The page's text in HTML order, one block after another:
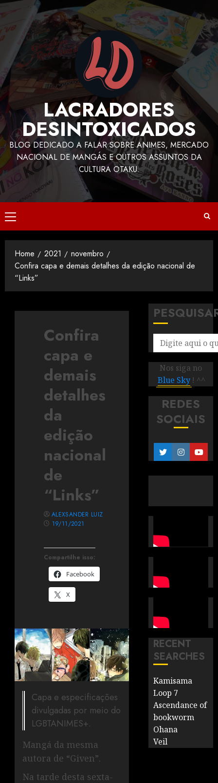
LACRADORES
DESINTOXICADOS
BLOG DEDICADO A FALAR SOBRE ANIMES, MERCADO
NACIONAL DE MANGÁS E OUTROS ASSUNTOS DA
CULTURA OTAKU.
Home 2021
novembro
Confira capa e demais detalhes da edição nacional de
“Links”
Confira
capa e
demais
detalhes
da
edição
nacional
de
“Links”
Compartilhe isso:
Facebook
X
ALEXSANDER LUIZ
19/11/2021
Capa e especificações
divulgadas por meio do
LGBTANIMES+.
Mangá da mesma
autora de “Given”.
Na tarde desta sexta-
Nos siga no
Blue Sky ! ^^
REDES
SOCIAIS
RECENT
SEARCHES
Kamisama
Loop 7
Ascendance of
bookworm
Ohana
Veil